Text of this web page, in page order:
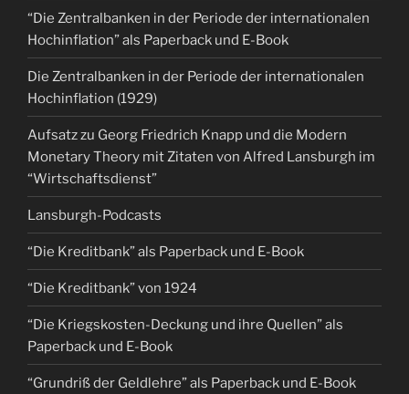
“Die Zentralbanken in der Periode der internationalen
Hochinflation” als Paperback und E-Book
Die Zentralbanken in der Periode der internationalen
Hochinflation (1929)
Aufsatz zu Georg Friedrich Knapp und die Modern
Monetary Theory mit Zitaten von Alfred Lansburgh im
“Wirtschaftsdienst”
Lansburgh-Podcasts
“Die Kreditbank” als Paperback und E-Book
“Die Kreditbank” von 1924
“Die Kriegskosten-Deckung und ihre Quellen” als
Paperback und E-Book
“Grundriß der Geldlehre” als Paperback und E-Book